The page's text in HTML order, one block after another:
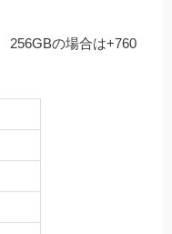
の場合は+760